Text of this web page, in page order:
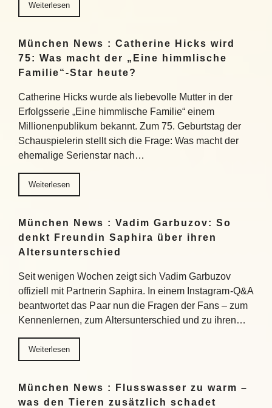
Weiterlesen
München News : Catherine Hicks wird
75: Was macht der „Eine himmlische
Familie“-Star heute?
Catherine Hicks wurde als liebevolle Mutter in der
Erfolgsserie „Eine himmlische Familie“ einem
Millionenpublikum bekannt. Zum 75. Geburtstag der
Schauspielerin stellt sich die Frage: Was macht der
ehemalige Serienstar nach…
Weiterlesen
München News : Vadim Garbuzov: So
denkt Freundin Saphira über ihren
Altersunterschied
Seit wenigen Wochen zeigt sich Vadim Garbuzov
offiziell mit Partnerin Saphira. In einem Instagram-Q&A
beantwortet das Paar nun die Fragen der Fans – zum
Kennenlernen, zum Altersunterschied und zu ihren…
Weiterlesen
München News : Flusswasser zu warm –
was den Tieren zusätzlich schadet